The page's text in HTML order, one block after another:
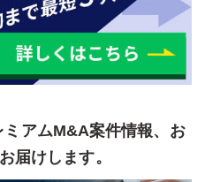
アムM&A案件情報、お
届けします。